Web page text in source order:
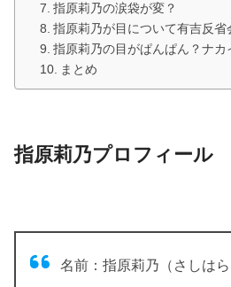
指原莉乃の涙袋が変？
指原莉乃が目について有吉反省
指原莉乃の目がぱんぱん？ナカ
まとめ
指原莉乃プロフィール
名前：指原莉乃（さしはら